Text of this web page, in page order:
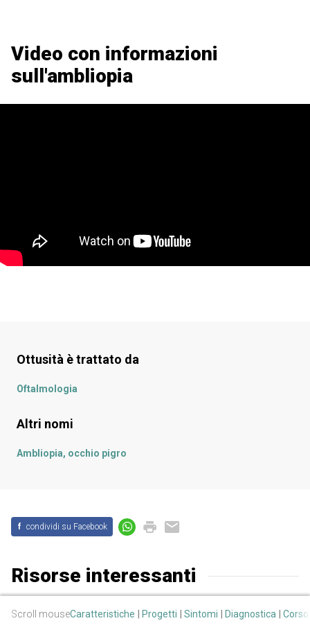
Scroll mouseCaratteristiche Progetti Sintomi Diagnostica Corso
Video con informazioni
sull'ambliopia
Ottusità è trattato da
Oftalmologia
Altri nomi
Ambliopia, occhio pigro
f condividi su Facebook
Risorse interessanti
webnoviny.sk- Video: la realtà virtuale aiuta a curare l'ottusità